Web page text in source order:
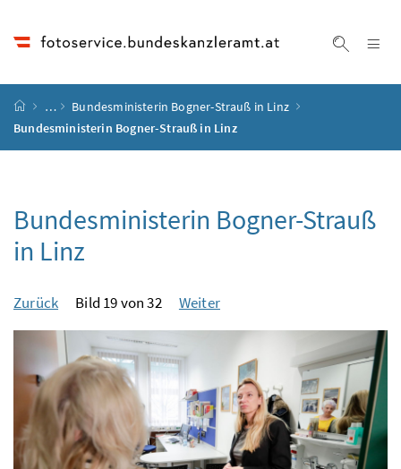
Startseite
…
Bundesministerin Bogner-Strauß in Linz
Bundesministerin Bogner-Strauß in Linz
Bundesministerin Bogner-Strauß
in Linz
Zurück Bild 19 von 32 Weiter